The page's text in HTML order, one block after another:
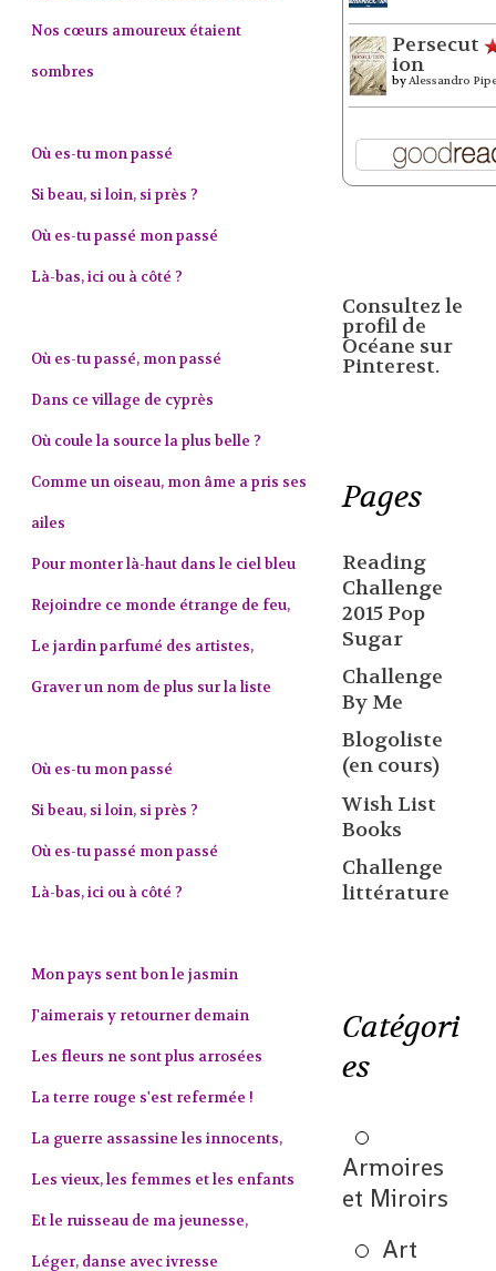
Nos cœurs amoureux étaient
sombres
Où es-tu mon passé
Si beau, si loin, si près ?
Où es-tu passé mon passé
Là-bas, ici ou à côté ?
Où es-tu passé, mon passé
Dans ce village de cyprès
Où coule la source la plus belle ?
Comme un oiseau, mon âme a pris ses
ailes
Pour monter là-haut dans le ciel bleu
Rejoindre ce monde étrange de feu,
Le jardin parfumé des artistes,
Graver un nom de plus sur la liste
Où es-tu mon passé
Si beau, si loin, si près ?
Où es-tu passé mon passé
Là-bas, ici ou à côté ?
Mon pays sent bon le jasmin
J'aimerais y retourner demain
Les fleurs ne sont plus arrosées
La terre rouge s'est refermée !
La guerre assassine les innocents,
Les vieux, les femmes et les enfants
Et le ruisseau de ma jeunesse,
Léger, danse avec ivresse
Persecut
ion
byAlessandro
Consultez le
profil de
Océane sur
Pinterest.
Pages
Reading
Challenge
2015 Pop
Sugar
Challenge
By Me
Blogoliste
(en cours)
Wish List
Books
Challenge
littérature
Catégori
es
Armoires
et Miroirs
Art